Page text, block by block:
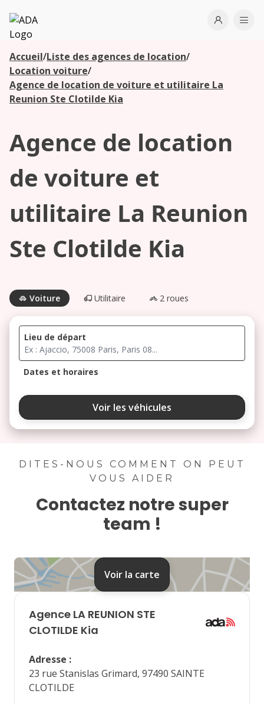
ADA
Open
Accueil/Liste des agences de location/
Location voiture/
Agence de location de voiture et utilitaire La
Reunion Ste Clotilde Kia
Agence de location
de voiture et
utilitaire La Reunion
Ste Clotilde Kia
Voiture Utilitaire 2 roues
Lieu de départ
Dates et horaires
août 2026
ma me
3 4 5 6 7
17 18 19 20
31
septembre 2026
4
14 15 16 17
Voir les véhicules
DITES-NOUS COMMENT ON PEUT
VOUS AIDER
Contactez notre super
team !
Voir la carte
Agence LA REUNION STE
CLOTILDE Kia
Adresse :
23 rue Stanislas Grimard, 97490 SAINTE
CLOTILDE
Les
agences à
proximité
Commencez
votre
recherche
pour voir les
proximité